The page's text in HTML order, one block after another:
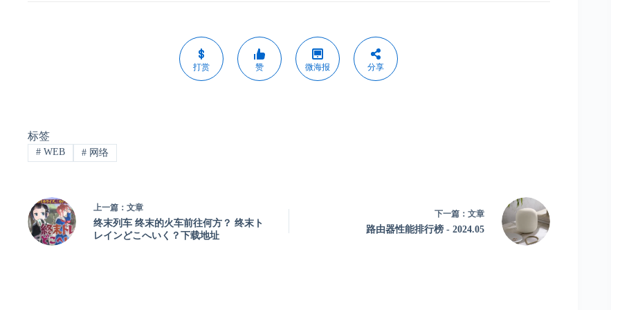
打赏 赞 微海报 分享
标签
#WEB #网络
上一篇： 文章
终末列车 终末的火车前往何方？ 终末ト
レインどこへいく？下载地址
下一篇： 文章
路由器性能排行榜 - 2024.05